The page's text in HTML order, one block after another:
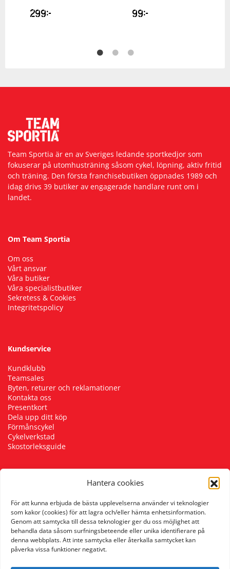
Hantera cookies
För att kunna erbjuda de bästa upplevelserna använder vi teknologier
som kakor (cookies) för att lagra och/eller hämta enhetsinformation.
Genom att samtycka till dessa teknologier ger du oss möjlighet att
behandla data såsom surfningsbeteende eller unika identifierare på
denna webbplats. Att inte samtycka eller återkalla samtycket kan
påverka vissa funktioner negativt.
299kr 99kr
Team Sportia är en av Sveriges ledande sportkedjor som
fokuserar på utomhusträning såsom cykel, löpning, aktiv fritid
och träning. Den första franchisebutiken öppnades 1989 och
idag drivs 39 butiker av engagerade handlare runt om i
landet.
Om Team Sportia
Om oss
Vårt ansvar
Våra butiker
Våra specialistbutiker
Sekretess & Cookies
Integritetspolicy
Kundservice
Kundklubb
Teamsales
Byten, returer och reklamationer
Kontakta oss
Presentkort
Dela upp ditt köp
Förmånscykel
Cykelverkstad
Skostorleksguide